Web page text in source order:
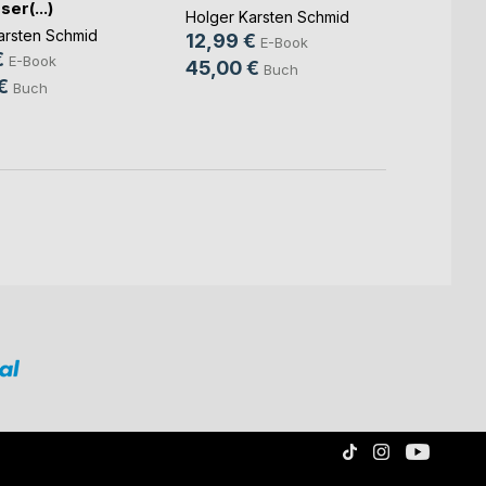
Schmid
E-Book
Buch
Holger Karsten Schmid
12,99 € E-Book
45,00 € Buch